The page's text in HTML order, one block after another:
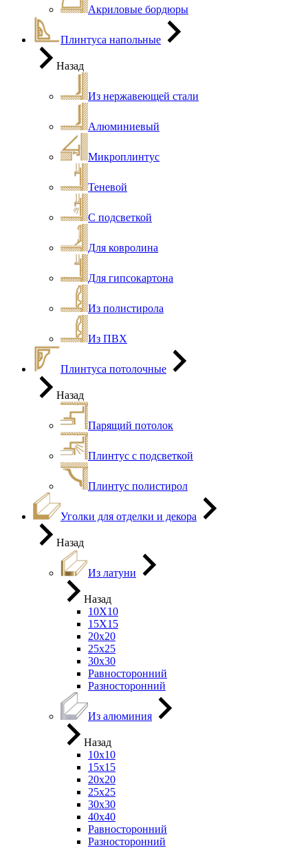
Акриловые бордюры
Плинтуса напольные
Назад
Из нержавеющей стали
Алюминиевый
Микроплинтус
Теневой
С подсветкой
Для ковролина
Для гипсокартона
Из полистирола
Из ПВХ
Плинтуса потолочные
Назад
Парящий потолок
Плинтус с подсветкой
Плинтус полистирол
Уголки для отделки и декора
Назад
Из латуни
Назад
10Х10
15Х15
20х20
25х25
30х30
Равносторонний
Разносторонний
Из алюминия
Назад
10х10
15х15
20х20
25х25
30х30
40х40
Равносторонний
Разносторонний